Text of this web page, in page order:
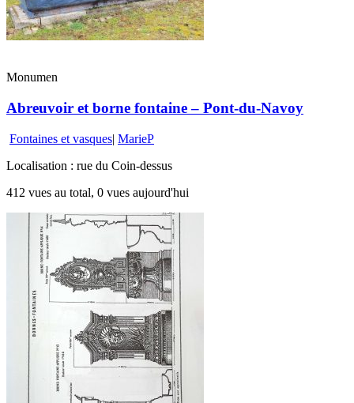
Monumen
Abreuvoir et borne fontaine – Pont-du-Navoy
Fontaines et vasques| MarieP
Localisation : rue du Coin-dessus
412 vues au total, 0 vues aujourd'hui